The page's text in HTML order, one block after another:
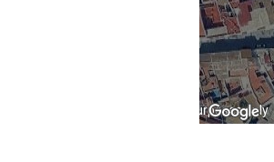
For development purposes only